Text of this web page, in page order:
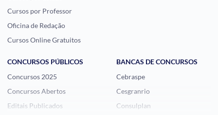
Cursos por Professor
Oficina de Redação
Cursos Online Gratuitos
CONCURSOS PÚBLICOS
Concursos 2025
Concursos Abertos
Editais Publicados
BANCAS DE CONCURSOS
Cebraspe
Cesgranrio
Consulplan